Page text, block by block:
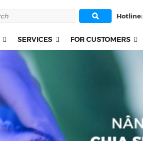
Hotline:
SERVICES FOR CUSTOMERS